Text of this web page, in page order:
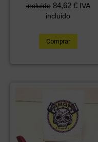
incluido 84,62 € IVA
incluido
Comprar